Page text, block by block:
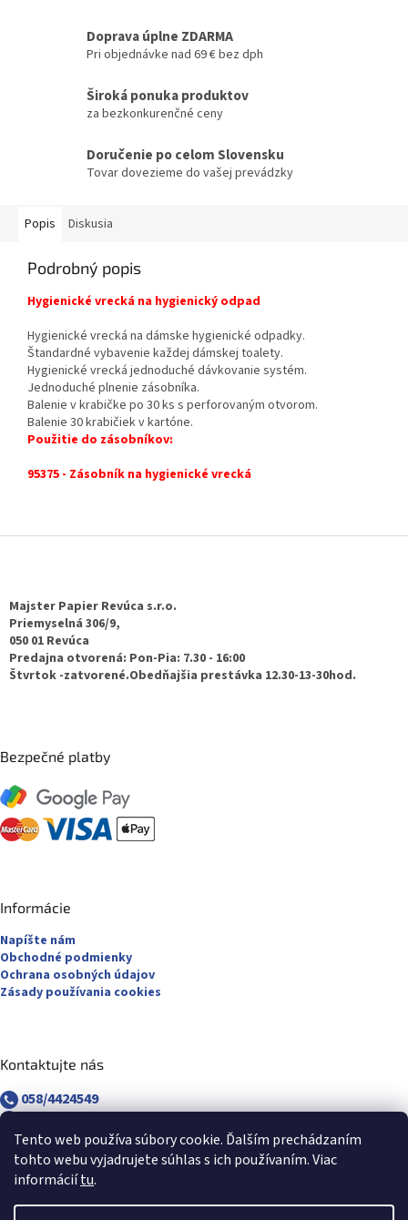
Tento web používa súbory cookie. Ďalším prechádzaním
tohto webu vyjadrujete súhlas s ich používaním. Viac
informáciítu.
Doprava úplne ZDARMA
Pri objednávke nad 69 € bez dph
Široká ponuka produktov
za bezkonkurenčné ceny
Doručenie po celom Slovensku
Tovar dovezieme do vašej prevádzky
Popis Diskusia
Podrobný popis
Hygienické vrecká na hygienický odpad
Hygienické vrecká na dámske hygienické odpadky.
Štandardné vybavenie každej dámskej toalety.
Hygienické vrecká jednoduché dávkovanie systém.
Jednoduché plnenie zásobníka.
Balenie v krabičke po 30 ks s perforovaným otvorom.
Balenie 30 krabičiek v kartóne.
Použitie do zásobníkov:
95375 - Zásobník na hygienické vrecká
Majster Papier Revúca s.r.o.
Priemyselná 306/9,
050 01 Revúca
Predajna otvorená: Pon-Pia: 7.30 - 16:00
Štvrtok -zatvorené.Obedňajšia prestávka 12.30-13-30hod.
Bezpečné platby
Informácie
Napíšte nám
Obchodné podmienky
Ochrana osobných údajov
Zásady používania cookies
Kontaktujte nás
058/4424549
revuca@majsterpapier.sk